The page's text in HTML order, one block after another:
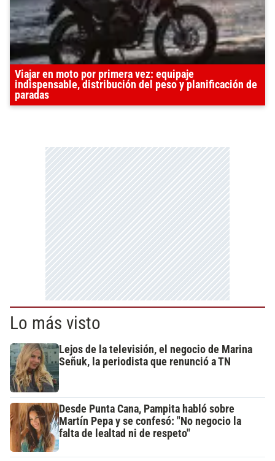
Viajar en moto por primera vez: equipaje
indispensable, distribución del peso y planificación de
paradas
Lo más visto
Lejos de la televisión, el negocio de Marina
Señuk, la periodista que renunció a TN
Desde Punta Cana, Pampita habló sobre
Martín Pepa y se confesó: "No negocio la
falta de lealtad ni de respeto"